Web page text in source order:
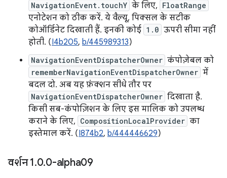
NavigationEvent.touchY के लिए, FloatRange
एनोटेशन को ठीक करें. ये वैल्यू, पिक्सल के सटीक
कोऑर्डिनेट दिखाती हैं. इनकी कोई 1.0 ऊपरी सीमा नहीं
होती. (I4b205, b/445989313)
NavigationEventDispatcherOwner कंपोज़ेबल को
rememberNavigationEventDispatcherOwner में
बदल दो. अब यह फ़ंक्शन सीधे तौर पर
NavigationEventDispatcherOwner दिखाता है.
किसी सब-कंपोज़िशन के लिए इस मालिक को उपलब्ध
कराने के लिए, CompositionLocalProvider का
इस्तेमाल करें. (I874b2, b/444446629)
वर्शन 1.0.0-alpha09